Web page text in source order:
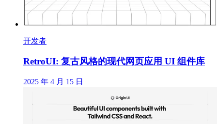
开发者
RetroUI: 复古风格的现代网页应用 UI 组件库
2025 年 4 月 15 日